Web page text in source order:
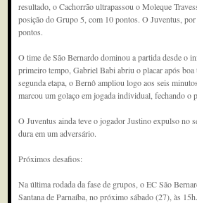
resultado, o Cachorrão ultrapassou o Moleque
posição do Grupo 5, com 10 pontos. O Juventus, por
pontos.
O time de São Bernardo dominou a partida desde o
primeiro tempo, Gabriel Babi abriu o placar após boa
segunda etapa, o Bernô ampliou logo aos seis
marcou um golaço em jogada individual, fechando o
O Juventus ainda teve o jogador Justino expulso no
dura em um adversário.
Próximos desafios:
Na última rodada da fase de grupos, o EC São
Santana de Parnaíba, no próximo sábado (27), às